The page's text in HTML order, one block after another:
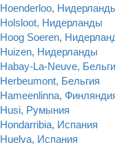
Hoenderloo,
Holsloot, Нидерланды
Hoog Soeren,
Huizen, Нидерланды
Habay-La-Neuve,
Herbeumont, Бельгия
Hameenlinna,
Husi, Румыния
Hondarribia, Испания
Huelva, Испания